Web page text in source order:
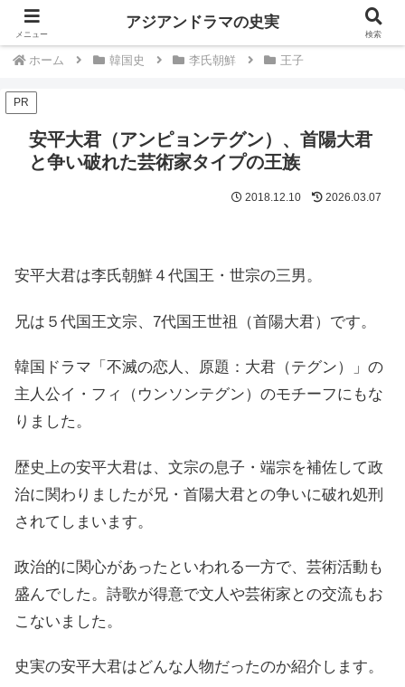
中国韓国歴史ドラマは史実を知るともっと楽しい
ホーム 韓国史 李氏朝鮮 王子
PR
安平大君（アンピョンテグン）、首陽大君
と争い破れた芸術家タイプの王族
2018.12.10 2026.03.07
安平大君は李氏朝鮮４代国王・世宗の三男。
兄は５代国王文宗、7代国王世祖（首陽大君）です。
韓国ドラマ「不滅の恋人、原題：大君（テグン）」の
主人公イ・フィ（ウンソンテグン）のモチーフにもな
りました。
歴史上の安平大君は、文宗の息子・端宗を補佐して政
治に関わりましたが兄・首陽大君との争いに破れ処刑
されてしまいます。
政治的に関心があったといわれる一方で、芸術活動も
盛んでした。詩歌が得意で文人や芸術家との交流もお
こないました。
史実の安平大君はどんな人物だったのか紹介します。
メニュー
アジアンドラマの史実
検索